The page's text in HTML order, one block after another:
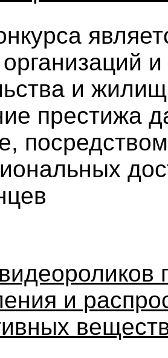
и
престижа
и